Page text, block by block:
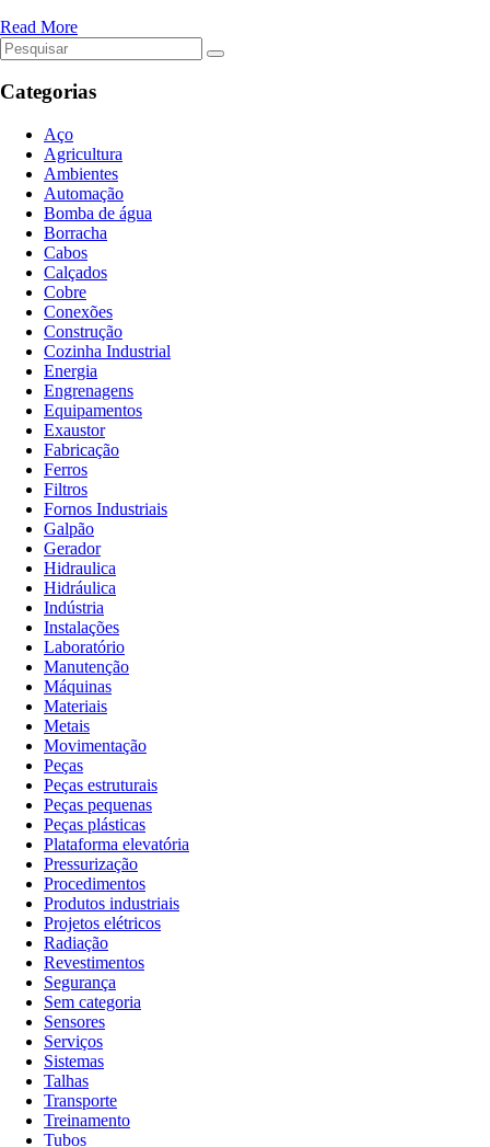
Read More
Categorias
Aço
Agricultura
Ambientes
Automação
Bomba de água
Borracha
Cabos
Calçados
Cobre
Conexões
Construção
Cozinha Industrial
Energia
Engrenagens
Equipamentos
Exaustor
Fabricação
Ferros
Filtros
Fornos Industriais
Galpão
Gerador
Hidraulica
Hidráulica
Indústria
Instalações
Laboratório
Manutenção
Máquinas
Materiais
Metais
Movimentação
Peças
Peças estruturais
Peças pequenas
Peças plásticas
Plataforma elevatória
Pressurização
Procedimentos
Produtos industriais
Projetos elétricos
Radiação
Revestimentos
Segurança
Sem categoria
Sensores
Serviços
Sistemas
Talhas
Transporte
Treinamento
Tubos